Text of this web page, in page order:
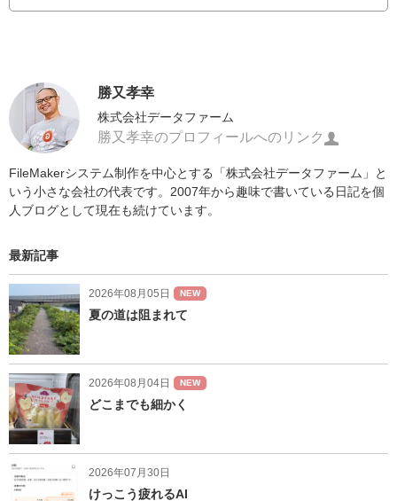
勝又孝幸
株式会社データファーム
勝又孝幸のプロフィールへのリンク
FileMakerシステム制作を中心とする「株式会社データファーム」と
いう小さな会社の代表です。2007年から趣味で書いている日記を個
人ブログとして現在も続けています。
最新記事
2026年08月05日 NEW
夏の道は阻まれて
2026年08月04日 NEW
どこまでも細かく
2026年07月30日
けっこう疲れるAI